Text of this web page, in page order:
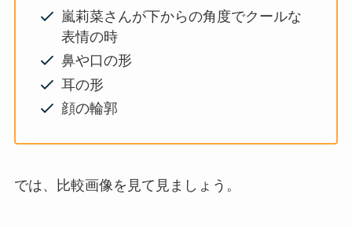
嵐莉菜さんが下からの角度でクールな
表情の時
鼻や口の形
耳の形
顔の輪郭
では、比較画像を見て見ましょう。